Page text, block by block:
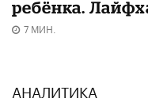
ребёнка.
7 МИН.
АНАЛИТИКА